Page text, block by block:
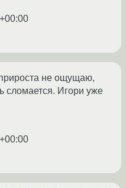
не ощущаю,
сломается. Игори уже